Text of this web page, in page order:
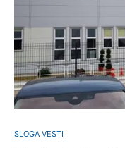
SLOGA VESTI